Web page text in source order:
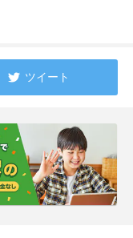
ツイート